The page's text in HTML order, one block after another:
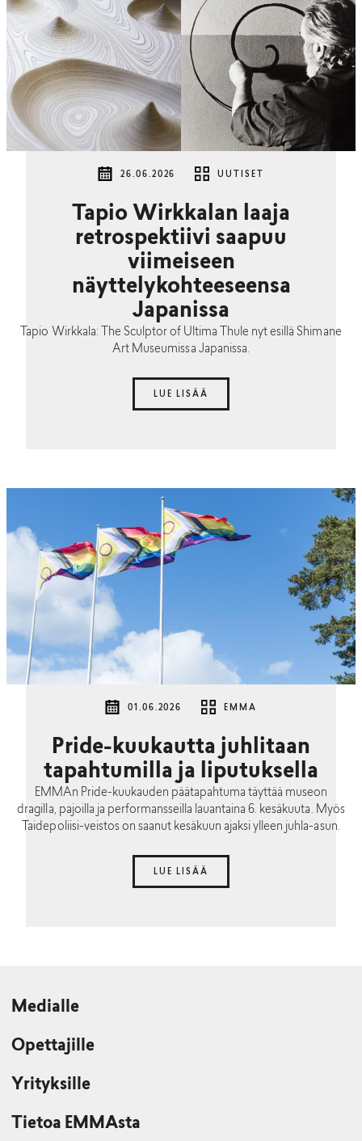
26.06.2026 UUTISET
Tapio Wirkkalan laaja
retrospektiivi saapuu
viimeiseen
näyttelykohteeseensa
Japanissa
Tapio Wirkkala: The Sculptor of Ultima Thule nyt esillä Shimane
Art Museumissa Japanissa.
LUE LISÄÄ
01.06.2026 EMMA
Pride-kuukautta juhlitaan
tapahtumilla ja liputuksella
EMMAn Pride-kuukauden päätapahtuma täyttää museon
dragilla, pajoilla ja performansseilla lauantaina 6. kesäkuuta. Myös
Taidepoliisi-veistos on saanut kesäkuun ajaksi ylleen juhla-asun.
LUE LISÄÄ
Medialle
Opettajille
Yrityksille
Tietoa EMMAsta